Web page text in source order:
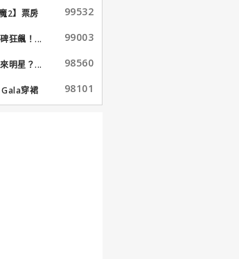
2】票房
99532
狂飆！... 99003
明星？... 98560
穿裙
98101